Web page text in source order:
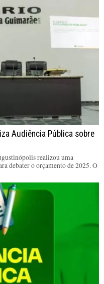
Audiência Pública sobre
realizou uma
debater o orçamento de 2025. O